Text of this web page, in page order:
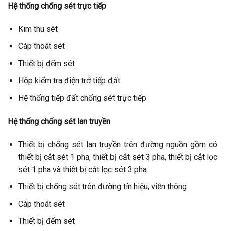
Hệ thống chống sét trực tiếp
Kim thu sét
Cáp thoát sét
Thiết bị đếm sét
Hộp kiểm tra điện trở tiếp đất
Hệ thống tiếp đất chống sét trực tiếp
Hệ thống chống sét lan truyền
Thiết bị chống sét lan truyền trên đường nguồn gồm có
thiết bị cắt sét 1 pha, thiết bị cắt sét 3 pha, thiết bị cắt lọc
sét 1 pha và thiết bị cắt lọc sét 3 pha
Thiết bị chống sét trên đường tín hiệu, viễn thông
Cáp thoát sét
Thiết bị đếm sét